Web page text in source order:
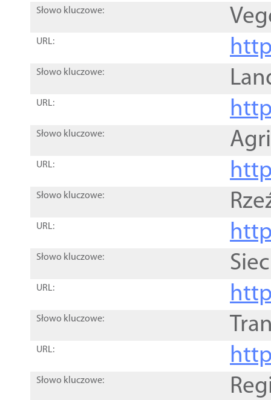
Słowo kluczowe:
URL:
Słowo kluczowe:
URL:
Słowo kluczowe:
URL:
Słowo kluczowe:
URL:
Słowo kluczowe:
URL:
Słowo kluczowe:
URL:
Słowo kluczowe: